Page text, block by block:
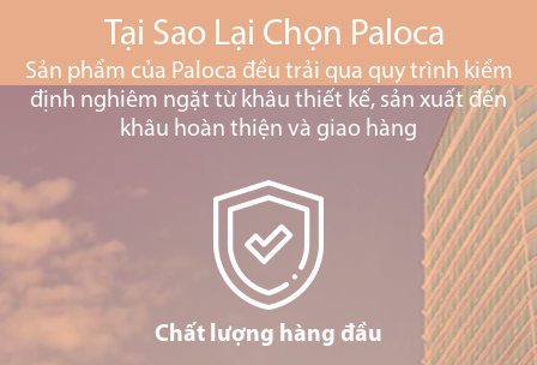
Tại Sao Lại Chọn Paloca
Sản phẩm của Paloca đều trải qua quy trình kiểm
định nghiêm ngặt từ khâu thiết kế, sản xuất đến
khâu hoàn thiện và giao hàng
Chất lượng hàng đầu